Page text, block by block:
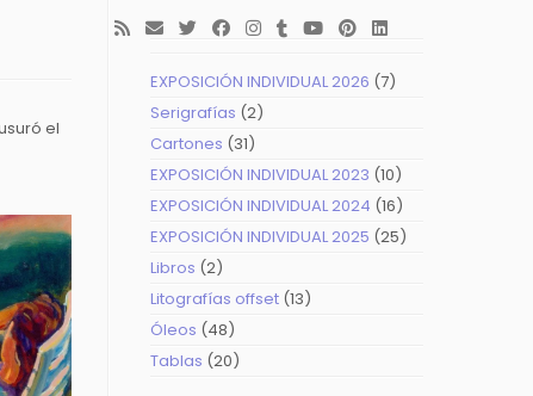
el
EXPOSICIÓN INDIVIDUAL 2026 77
Serigrafías 22
Cartones 3131
productos
EXPOSICIÓN INDIVIDUAL 2023 1010
productos
EXPOSICIÓN INDIVIDUAL 2024 1616
productos
EXPOSICIÓN INDIVIDUAL 2025 2525
Libros 22
productos
Litografías offset 1313
Óleos 4848
productos
Tablas 2020